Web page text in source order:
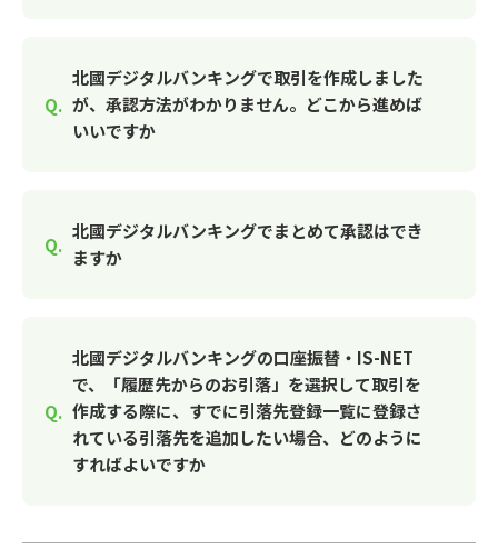
北國デジタルバンキングで取引を作成しました
が、承認方法がわかりません。どこから進めば
いいですか
北國デジタルバンキングでまとめて承認はでき
ますか
北國デジタルバンキングの口座振替・IS-NET
で、「履歴先からのお引落」を選択して取引を
作成する際に、すでに引落先登録一覧に登録さ
れている引落先を追加したい場合、どのように
すればよいですか